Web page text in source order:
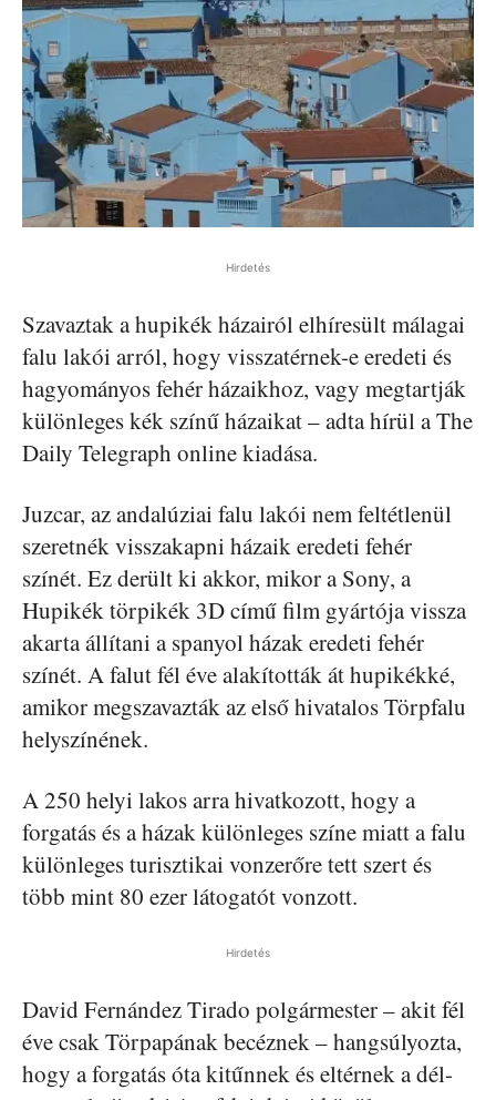
Hirdetés
Szavaztak a hupikék házairól elhíresült málagai
falu lakói arról, hogy visszatérnek-e eredeti és
hagyományos fehér házaikhoz, vagy megtartják
különleges kék színű házaikat – adta hírül a The
Daily Telegraph online kiadása.
Juzcar, az andalúziai falu lakói nem feltétlenül
szeretnék visszakapni házaik eredeti fehér
színét. Ez derült ki akkor, mikor a Sony, a
Hupikék törpikék 3D című film gyártója vissza
akarta állítani a spanyol házak eredeti fehér
színét. A falut fél éve alakították át hupikékké,
amikor megszavazták az első hivatalos Törpfalu
helyszínének.
A 250 helyi lakos arra hivatkozott, hogy a
forgatás és a házak különleges színe miatt a falu
különleges turisztikai vonzerőre tett szert és
több mint 80 ezer látogatót vonzott.
Hirdetés
David Fernández Tirado polgármester – akit fél
éve csak Törpapának becéznek – hangsúlyozta,
hogy a forgatás óta kitűnnek és eltérnek a dél-